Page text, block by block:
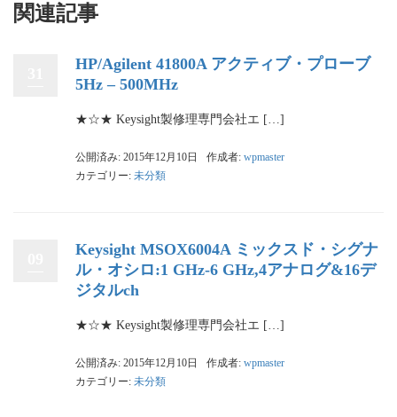
関連記事
HP/Agilent 41800A アクティブ・プローブ
5Hz – 500MHz
★☆★ Keysight製修理専門会社エ […]
公開済み: 2015年12月10日 作成者: wpmaster
カテゴリー: 未分類
Keysight MSOX6004A ミックスド・シグナ
ル・オシロ:1 GHz-6 GHz,4アナログ&16デ
ジタルch
★☆★ Keysight製修理専門会社エ […]
公開済み: 2015年12月10日 作成者: wpmaster
カテゴリー: 未分類